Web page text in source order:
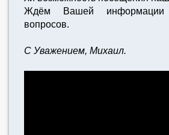
Ждём Вашей
вопросов.
С Уважением, Михаил.